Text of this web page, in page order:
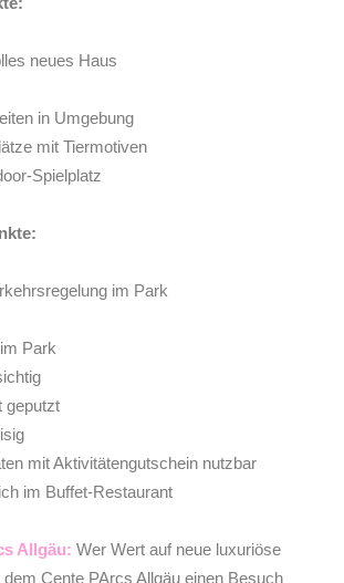
neues Haus
in Umgebung
mit Tiermotiven
Spielplatz
im Park
Park
geputzt
mit Aktivitätengutschein nutzbar
im Buffet-Restaurant
Allgäu: Wer Wert auf neue luxuriöse
Cente PArcs Allgäu einen Besuch